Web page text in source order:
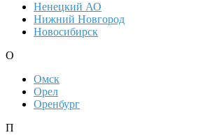
Ненецкий АО
Нижний Новгород
Новосибирск
О
Омск
Орел
Оренбург
П